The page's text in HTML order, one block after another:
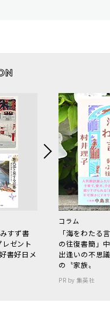
すず書
ゼント
書好日メ
コラム
「海をわた
の往復書簡」
出逢いの不思
の〝家族〟
PR by 集英社